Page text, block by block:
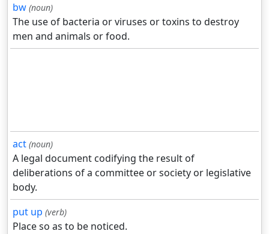
bw (noun)
The use of bacteria or viruses or toxins to destroy
men and animals or food.
act (noun)
A legal document codifying the result of
deliberations of a committee or society or legislative
body.
put up (verb)
Place so as to be noticed.